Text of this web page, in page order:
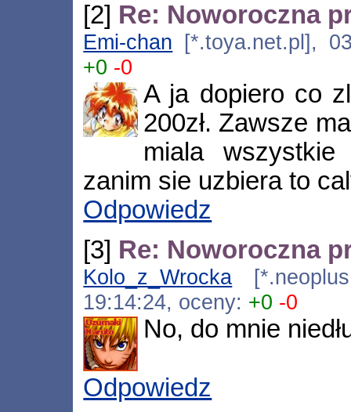
[2] Re: Noworoczna
Emi-chan [*.toya.net.pl],
+0 -0
A ja dopiero co
200zł. Zawsze
miala
zanim sie uzbiera to
Odpowiedz
[3] Re: Noworoczna
Kolo_z_Wrocka
19:14:24, oceny: +0 -0
No, do mnie
Odpowiedz